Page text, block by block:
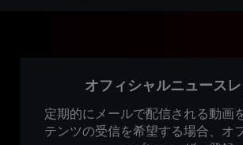
オフィシャルニュース
定期的にメールで配信される動画
テンツの受信を希望する場合、オ